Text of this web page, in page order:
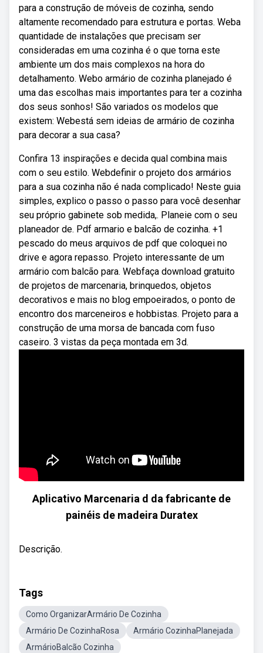
para a construção de móveis de cozinha, sendo
altamente recomendado para estrutura e portas. Weba
quantidade de instalações que precisam ser
consideradas em uma cozinha é o que torna este
ambiente um dos mais complexos na hora do
detalhamento. Webo armário de cozinha planejado é
uma das escolhas mais importantes para ter a cozinha
dos seus sonhos! São variados os modelos que
existem: Webestá sem ideias de armário de cozinha
para decorar a sua casa?
Confira 13 inspirações e decida qual combina mais
com o seu estilo. Webdefinir o projeto dos armários
para a sua cozinha não é nada complicado! Neste guia
simples, explico o passo o passo para você desenhar
seu próprio gabinete sob medida,. Planeie com o seu
planeador de. Pdf armario e balcão de cozinha. +1
pescado do meus arquivos de pdf que coloquei no
drive e agora repasso. Projeto interessante de um
armário com balcão para. Webfaça download gratuito
de projetos de marcenaria, brinquedos, objetos
decorativos e mais no blog empoeirados, o ponto de
encontro dos marceneiros e hobbistas. Projeto para a
construção de uma morsa de bancada com fuso
caseiro. 3 vistas da peça montada em 3d.
Aplicativo Marcenaria d da fabricante de
painéis de madeira Duratex
Descrição.
Tags
Como OrganizarArmário De Cozinha
Armário De CozinhaRosa
Armário CozinhaPlanejada
ArmárioBalcão Cozinha